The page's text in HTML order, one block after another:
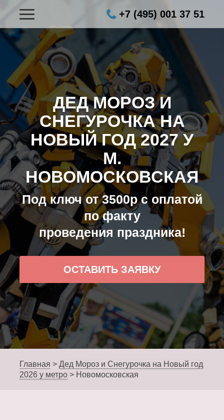
+7 (495) 001 37 51
ДЕД МОРОЗ И
СНЕГУРОЧКА НА
НОВЫЙ ГОД 2027У
М.
НОВОМОСКОВСКАЯ
Под ключ от 3500р с оплатой
по факту
проведения праздника!
ОСТАВИТЬ ЗАЯВКУ
Главная > Дед Мороз и Снегурочка на Новый год
2026 у метро > Новомосковская